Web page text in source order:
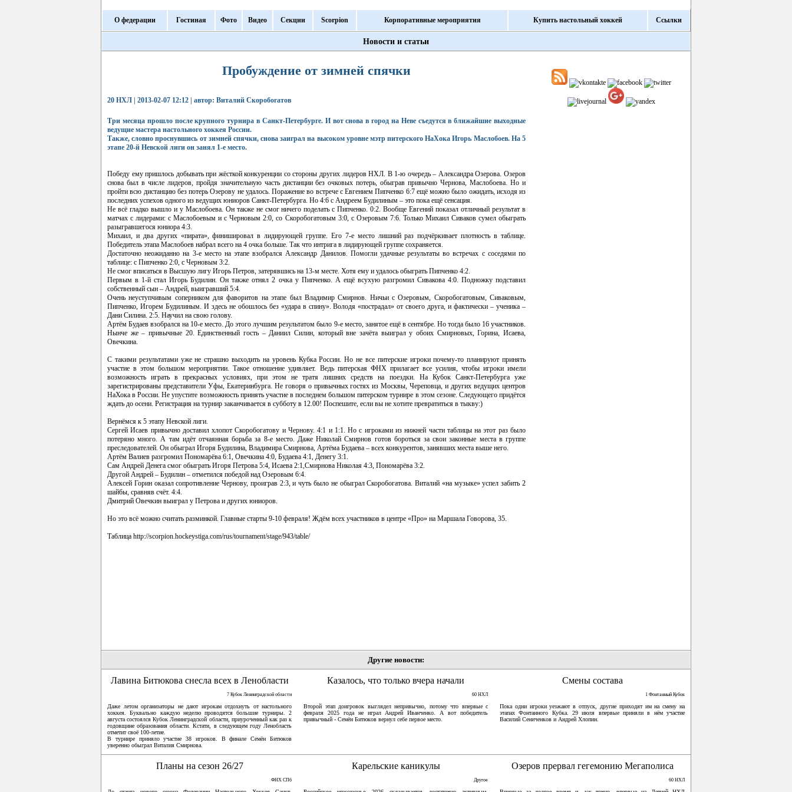
О федерации Гостиная Фото Видео Секции Scorpion Корпоративные мероприятия Купить настольный хоккей Ссылки
Новости и статьи
Пробуждение от зимней спячки
20 НХЛ | 2013-02-07 12:12 | автор: Виталий Скоробогатов
Три месяца прошло после крупного турнира в Санкт-Петербурге. И вот снова в город на Неве съедутся в ближайшие выходные
ведущие мастера настольного хоккея России.
Также, словно проснувшись от зимней спячки, снова заиграл на высоком уровне мэтр питерского НаХока Игорь Маслобоев. На 5
этапе 20-й Невской лиги он занял 1-е место.
Победу ему пришлось добывать при жёсткой конкуренции со стороны других лидеров НХЛ. В 1-ю очередь – Александра Озерова. Озеров
снова был в числе лидеров, пройдя значительную часть дистанции без очковых потерь, обыграв привычно Чернова, Маслобоева. Но и
пройти всю дистанцию без потерь Озерову не удалось. Поражение во встрече с Евгением Пипченко 6:7 ещё можно было ожидать, исходя из
последних успехов одного из ведущих юниоров Санкт-Петербурга. Но 4:6 с Андреем Будилиным – это пока ещё сенсация.
Не всё гладко вышло и у Маслобоева. Он также не смог ничего поделать с Пипченко. 0:2. Вообще Евгений показал отличный результат в
матчах с лидерами: с Маслобоевым и с Черновым 2:0, со Скоробогатовым 3:0, с Озеровым 7:6. Только Михаил Сиваков сумел обыграть
разыгравшегося юниора 4:3.
Михаил, и два других «пирата», финишировал в лидирующей группе. Его 7-е место лишний раз подчёркивает плотность в таблице.
Победитель этапа Маслобоев набрал всего на 4 очка больше. Так что интрига в лидирующей группе сохраняется.
Достаточно неожиданно на 3-е место на этапе взобрался Александр Данилов. Помогли удачные результаты во встречах с соседями по
таблице: с Пипченко 2:0, с Черновым 3:2.
Не смог вписаться в Высшую лигу Игорь Петров, затерявшись на 13-м месте. Хотя ему и удалось обыграть Пипченко 4:2.
Первым в 1-й стал Игорь Будилин. Он также отнял 2 очка у Пипченко. А ещё всухую разгромил Сивакова 4:0. Подножку подставил
собственный сын – Андрей, выигравший 5:4.
Очень неуступчивым соперником для фаворитов на этапе был Владимир Смирнов. Ничьи с Озеровым, Скоробогатовым, Сиваковым,
Пипченко, Игорем Будилиным. И здесь не обошлось без «удара в спину». Володя «пострадал» от своего друга, и фактически – ученика –
Дани Силина. 2:5. Научил на свою голову.
Артём Будаев взобрался на 10-е место. До этого лучшим результатом было 9-е место, занятое ещё в сентябре. Но тогда было 16 участников.
Нынче же – привычные 20. Единственный гость – Даниил Силин, который вне зачёта выиграл у обоих Смирновых, Горина, Исаева,
Овечкина.
С такими результатами уже не страшно выходить на уровень Кубка России. Но не все питерские игроки почему-то планируют принять
участие в этом большом мероприятии. Такое отношение удивляет. Ведь питерская ФНХ прилагает все усилия, чтобы игроки имели
возможность играть в прекрасных условиях, при этом не тратя лишних средств на поездки. На Кубок Санкт-Петербурга уже
зарегистрированы представители Уфы, Екатеринбурга. Не говоря о привычных гостях из Москвы, Череповца, и других ведущих центров
НаХока в России. Не упустите возможность принять участие в последнем большом питерском турнире в этом сезоне. Следующего придётся
ждать до осени. Регистрация на турнир заканчивается в субботу в 12.00! Поспешите, если вы не хотите превратиться в тыкву:)
Вернёмся к 5 этапу Невской лиги.
Сергей Исаев привычно доставил хлопот Скоробогатову и Чернову. 4:1 и 1:1. Но с игроками из нижней части таблицы на этот раз было
потеряно много. А там идёт отчаянная борьба за 8-е место. Даже Николай Смирнов готов бороться за свои законные места в группе
преследователей. Он обыграл Игоря Будилина, Владимира Смирнова, Артёма Будаева – всех конкурентов, занявших места выше него.
Артём Валиев разгромил Пономарёва 6:1, Овечкина 4:0, Будаева 4:1, Денегу 3:1.
Сам Андрей Денега смог обыграть Игоря Петрова 5:4, Исаева 2:1,Смирнова Николая 4:3, Пономарёва 3:2.
Другой Андрей – Будилин – отметился победой над Озеровым 6:4.
Алексей Горин оказал сопротивление Чернову, проиграв 2:3, и чуть было не обыграл Скоробогатова. Виталий «на музыке» успел забить 2
шайбы, сравняв счёт. 4:4.
Дмитрий Овечкин выиграл у Петрова и других юниоров.
Но это всё можно считать разминкой. Главные старты 9-10 февраля! Ждём всех участников в центре «Про» на Маршала Говорова, 35.
Таблица http://scorpion.hockeystiga.com/rus/tournament/stage/943/table/
Другие новости:
Лавина Битюкова снесла всех в Ленобласти
7 Кубок Ленинградской области
Даже летом организаторы не дают игрокам отдохнуть от настольного
хоккея. Буквально каждую неделю проводятся большие турниры. 2
августа состоялся Кубок Ленинградской области, приуроченный как раз к
годовщине образования области. Кстати, в следующем году Ленобласть
отметит своё 100-летие.
В турнире приняло участие 38 игроков. В финале Семён Битюков
уверенно обыграл Виталия Смирнова.
Казалось, что только вчера начали
60 НХЛ
Второй этап доигровок выглядел непривычно, потому что впервые с
февраля 2025 года не играл Андрей Иванченко. А вот победитель
привычный - Семён Битюков вернул себе первое место.
Смены состава
1 Фонтанный Кубок
Пока одни игроки уезжают в отпуск, другие приходят им на смену на
этапах Фонтанного Кубка. 29 июля впервые приняли в нём участие
Василий Сениченков и Андрей Хлопин.
Планы на сезон 26/27
ФНХ СПб
Карельские каникулы
Другое
Озеров прервал гегемонию Мегаполиса
60 НХЛ